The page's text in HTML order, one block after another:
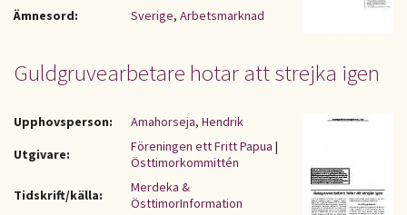
Ämnesord:
Sverige, Arbetsmarknad
Guldgruvearbetare hotar att strejka igen
Upphovsperson:
Amahorseja, Hendrik
Utgivare:
Föreningen ett Fritt Papua |
Östtimorkommittén
Tidskrift/källa:
Merdeka &
ÖsttimorInformation